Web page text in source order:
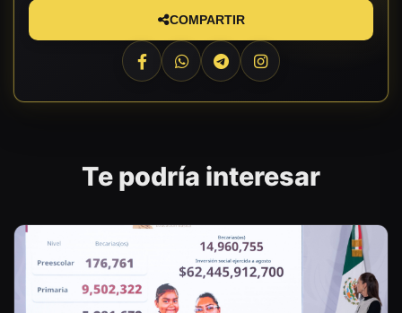
COMPARTIR
Te podría interesar